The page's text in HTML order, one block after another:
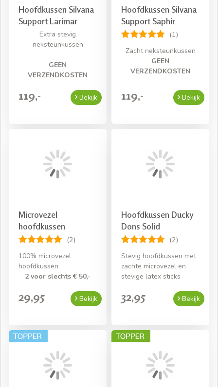
Hoofdkussen Silvana
Support Larimar
Extra stevig
neksteunkussen
GEEN
VERZENDKOSTEN
119,- Bekijk
Hoofdkussen Silvana
Support Saphir
(1)
Zacht neksteunkussen
GEEN
VERZENDKOSTEN
119,- Bekijk
Microvezel
hoofdkussen
(2)
100% microvezel
hoofdkussen
2 voor slechts € 50,-
29,95 Bekijk
Hoofdkussen Ducky
Dons Solid
(2)
Stevig hoofdkussen met
zachte microvezel en
stevige latex sticks
32,95 Bekijk